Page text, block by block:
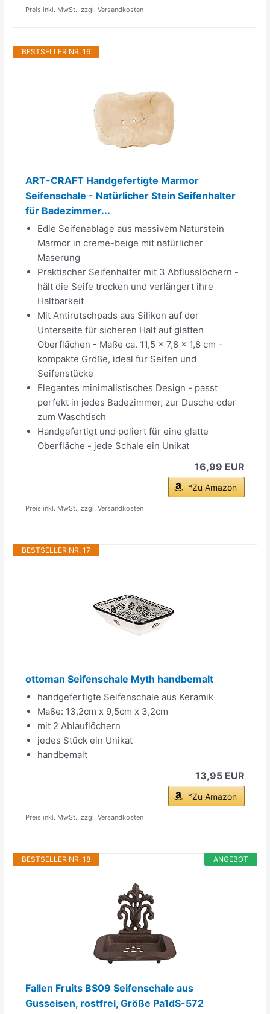
Preis inkl. MwSt., zzgl. Versandkosten
BESTSELLER NR. 16
ART-CRAFT Handgefertigte Marmor
Seifenschale - Natürlicher Stein Seifenhalter
für Badezimmer...
Edle Seifenablage aus massivem Naturstein
Marmor in creme-beige mit natürlicher
Maserung
Praktischer Seifenhalter mit 3 Abflusslöchern -
hält die Seife trocken und verlängert ihre
Haltbarkeit
Mit Antirutschpads aus Silikon auf der
Unterseite für sicheren Halt auf glatten
Oberflächen - Maße ca. 11,5 x 7,8 x 1,8 cm -
kompakte Größe, ideal für Seifen und
Seifenstücke
Elegantes minimalistisches Design - passt
perfekt in jedes Badezimmer, zur Dusche oder
zum Waschtisch
Handgefertigt und poliert für eine glatte
Oberfläche - jede Schale ein Unikat
16,99 EUR
*Zu Amazon
Preis inkl. MwSt., zzgl. Versandkosten
BESTSELLER NR. 17
ottoman Seifenschale Myth handbemalt
handgefertigte Seifenschale aus Keramik
Maße: 13,2cm x 9,5cm x 3,2cm
mit 2 Ablauflöchern
jedes Stück ein Unikat
handbemalt
13,95 EUR
*Zu Amazon
Preis inkl. MwSt., zzgl. Versandkosten
ANGEBOT
BESTSELLER NR. 18
Fallen Fruits BS09 Seifenschale aus
Gusseisen, rostfrei, Größe Pa1dS-572